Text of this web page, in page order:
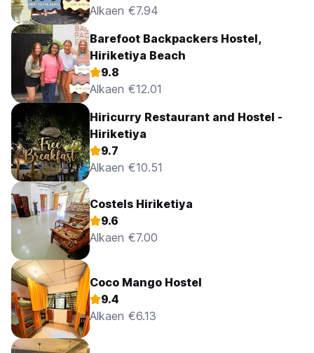
Alkaen €7.94
Barefoot Backpackers Hostel,
Hiriketiya Beach
9.8
Alkaen €12.01
Hiricurry Restaurant and Hostel -
Hiriketiya
9.7
Alkaen €10.51
Costels Hiriketiya
9.6
Alkaen €7.00
Coco Mango Hostel
9.4
Alkaen €6.13